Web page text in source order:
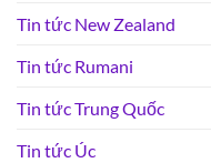
Tin tức New Zealand
Tin tức Rumani
Tin tức Trung Quốc
Tin tức Úc